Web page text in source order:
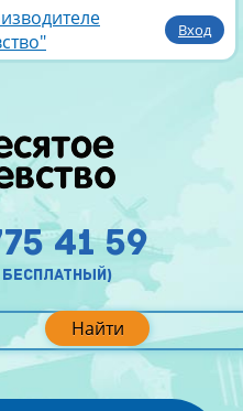
Вход
Найти
41 59